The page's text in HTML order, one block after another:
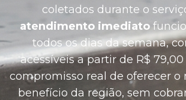
coletados durante o
atendimento imediato
todos os dias da semana,
acessíveis a partir de R$
compromisso real de oferecer o
benefício da região, sem